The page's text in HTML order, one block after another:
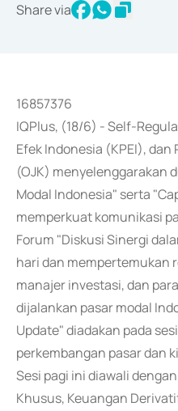
Share via
16857376
IQPlus, (18/6) - Self-
Efek Indonesia (KPEI),
(OJK) menyelenggarakan
Modal Indonesia" serta
memperkuat komunikasi
Forum "Diskusi Sinergi
hari dan mempertemukan
manajer investasi, dan
dijalankan pasar modal
Update" diadakan pada
perkembangan pasar dan
Sesi pagi ini diawali
Khusus, Keuangan